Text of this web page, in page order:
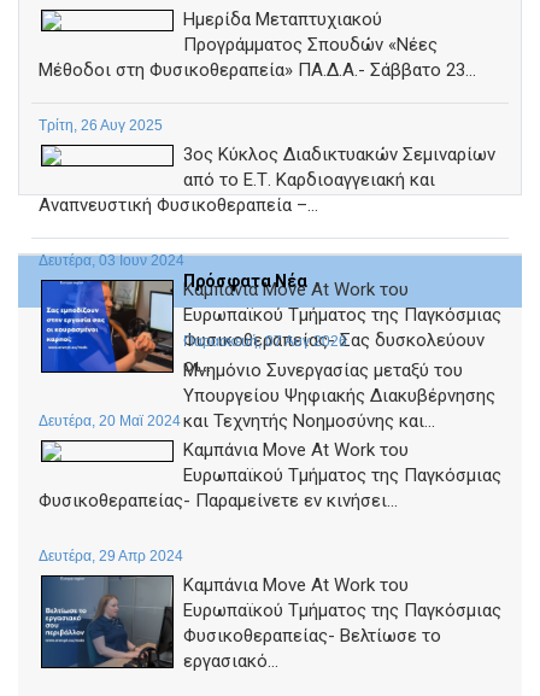
Ημερίδα Μεταπτυχιακού
Προγράμματος Σπουδών «Νέες
Μέθοδοι στη Φυσικοθεραπεία» ΠΑ.Δ.Α.- Σάββατο 23...
Τρίτη, 26 Αυγ 2025
3ος Κύκλος Διαδικτυακών Σεμιναρίων
από το Ε.Τ. Καρδιοαγγειακή και
Αναπνευστική Φυσικοθεραπεία –...
Δευτέρα, 03 Ιουν 2024
Καμπάνια Move At Work του
Ευρωπαϊκού Τμήματος της Παγκόσμιας
Φυσικοθεραπείας- Σας δυσκολεύουν
οι...
Δευτέρα, 20 Μαϊ 2024
Καμπάνια Move At Work του
Ευρωπαϊκού Τμήματος της Παγκόσμιας
Φυσικοθεραπείας- Παραμείνετε εν κινήσει...
Δευτέρα, 29 Απρ 2024
Καμπάνια Move At Work του
Ευρωπαϊκού Τμήματος της Παγκόσμιας
Φυσικοθεραπείας- Βελτίωσε το
εργασιακό...
Πρόσφατα Νέα
Παρασκευή, 07 Αυγ 2026
Μνημόνιο Συνεργασίας μεταξύ του
Υπουργείου Ψηφιακής Διακυβέρνησης
και Τεχνητής Νοημοσύνης και...